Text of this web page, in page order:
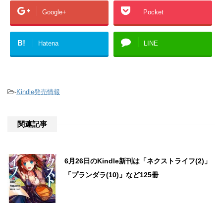
Google+ Pocket
B! Hatena LINE
-Kindle発売情報
関連記事
6月26日のKindle新刊は「ネクストライフ(2)」
「プランダラ(10)」など125冊